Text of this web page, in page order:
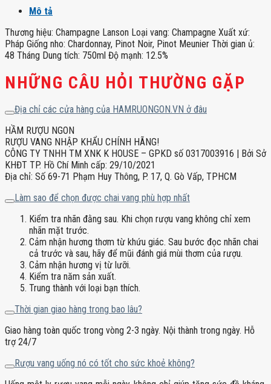
Mô tả
Thương hiệu: Champagne Lanson Loại vang: Champagne Xuất xứ:
Pháp Giống nho: Chardonnay, Pinot Noir, Pinot Meunier Thời gian ủ:
48 Tháng Dung tích: 750ml Độ mạnh: 12.5%
NHỮNG CÂU HỎI THƯỜNG GẶP
Địa chỉ các cửa hàng của HAMRUONGON.VN ở đâu
HẦM RƯỢU NGON
RƯỢU VANG NHẬP KHẨU CHÍNH HÃNG!
CÔNG TY TNHH TM XNK K HOUSE – GPKD số 0317003916 | Bởi Sở
KHĐT TP. Hồ Chí Minh cấp: 29/10/2021
Địa chỉ: Số 69-71 Phạm Huy Thông, P. 17, Q. Gò Vấp, TPHCM
Làm sao để chọn được chai vang phù hợp nhất
Kiểm tra nhãn đằng sau. Khi chọn rượu vang không chỉ xem
nhãn mặt trước.
Cảm nhận hương thơm từ khứu giác. Sau bước đọc nhãn chai
cả trước và sau, hãy để mũi đánh giá mùi thơm của rượu.
Cảm nhận hương vị từ lưỡi.
Kiểm tra năm sản xuất.
Trung thành với loại bạn thích.
Thời gian giao hàng trong bao lâu?
Giao hàng toàn quốc trong vòng 2-3 ngày. Nội thành trong ngày. Hỗ
trợ 24/7
Rượu vang uống nó có tốt cho sức khoẻ không?